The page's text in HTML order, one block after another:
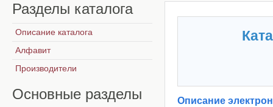
Описание
Разделы каталога
Описание каталога
Алфавит
Производители
Основные разделы